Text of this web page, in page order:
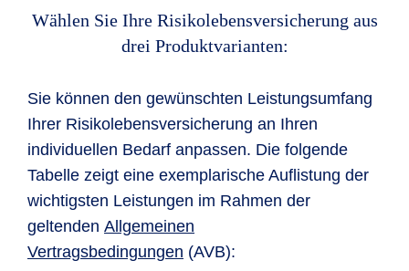
Wählen Sie Ihre Risikolebensversicherung aus
drei Produktvarianten:
Sie können den gewünschten Leistungsumfang
Ihrer Risikolebensversicherung an Ihren
individuellen Bedarf anpassen. Die folgende
Tabelle zeigt eine exemplarische Auflistung der
wichtigsten Leistungen im Rahmen der
geltenden Allgemeinen
Vertragsbedingungen (AVB):